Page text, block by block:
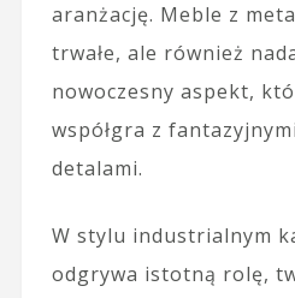
aranżację. Meble z
trwałe, ale również
nowoczesny aspekt,
współgra z
detalami.
W stylu industrialnym
odgrywa istotną rolę,